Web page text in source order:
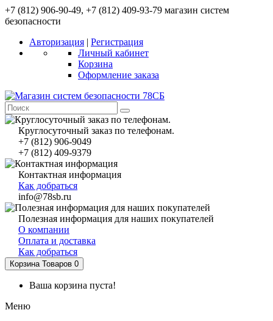
+7 (812) 906-90-49, +7 (812) 409-93-79 магазин систем
безопасности
Авторизация | Регистрация
Личный кабинет
Корзина
Оформление заказа
Круглосуточный заказ по телефонам.
+7 (812) 906-9049
+7 (812) 409-9379
Контактная информация
Как добраться
info@78sb.ru
Полезная информация для наших покупателей
О компании
Оплата и доставка
Как добраться
Корзина Товаров 0
Ваша корзина пуста!
Меню